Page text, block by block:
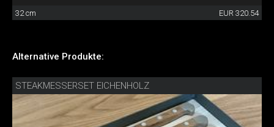
32 cm EUR 320.54
Alternative Produkte:
STEAKMESSERSET EICHENHOLZ